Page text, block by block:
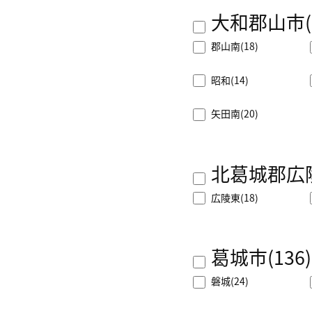
大和郡山市
郡山南(18)
昭和(14)
矢田南(20)
北葛城郡広
広陵東(18)
葛城市(136)
磐城(24)